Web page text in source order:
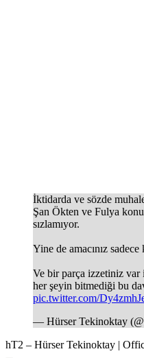
İktidarda ve sözde
Şan Ökten ve Fulya
sızlamıyor.
Yine de amacınız
Ve bir parça izzetiniz
her şeyin bitmediği bu
pic.twitter.com/
— Hürser Tekinoktay
hT2 – Hürser Tekinoktay |